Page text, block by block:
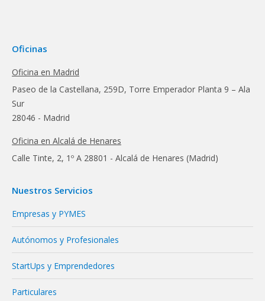
Oficinas
Oficina en Madrid
Paseo de la Castellana, 259D, Torre Emperador Planta 9 – Ala
Sur
28046 - Madrid
Oficina en Alcalá de Henares
Calle Tinte, 2, 1º A 28801 - Alcalá de Henares (Madrid)
Nuestros Servicios
Empresas y PYMES
Autónomos y Profesionales
StartUps y Emprendedores
Particulares